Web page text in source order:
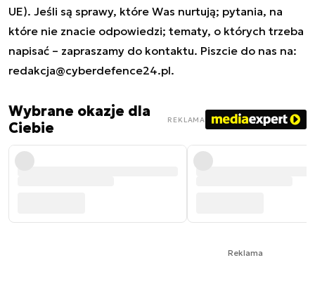
UE). Jeśli są sprawy, które Was nurtują; pytania, na
które nie znacie odpowiedzi; tematy, o których trzeba
napisać – zapraszamy do kontaktu. Piszcie do nas na:
redakcja@cyberdefence24.pl.
Wybrane okazje dla
Ciebie
REKLAMA
Reklama